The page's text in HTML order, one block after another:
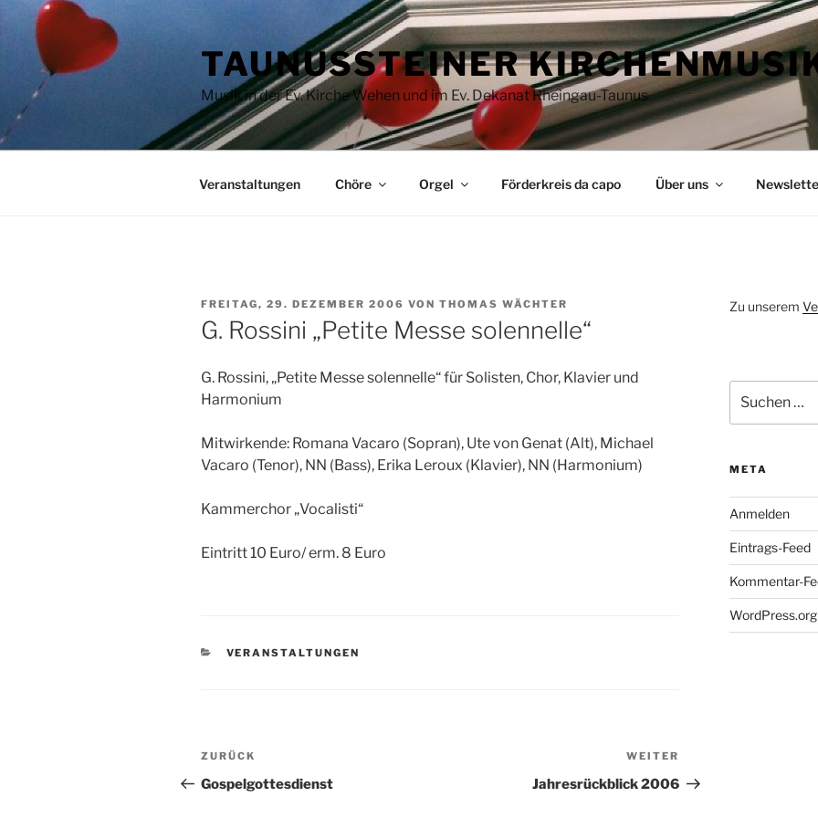
Zum
Inhalt
springen
TAUNUSSTEINER
Musik in der Ev. Kirche Wehen und im Ev. Dekanat Rheingau-Taunus
Veranstaltungen Chöre Orgel Förderkreis da capo Über uns
VERÖFFENTLICHT
AM
FREITAG, 29. DEZEMBER 2006 VON THOMAS WÄCHTER
G. Rossini „Petite Messe solennelle“
G. Rossini, „Petite Messe solennelle“ für Solisten, Chor, Klavier und
Harmonium
Mitwirkende: Romana Vacaro (Sopran), Ute von Genat (Alt), Michael
Vacaro (Tenor), NN (Bass), Erika Leroux (Klavier), NN (Harmonium)
Kammerchor „Vocalisti“
Eintritt 10 Euro/ erm. 8 Euro
KATEGORIEN
VERANSTALTUNGEN
Beitragsnavigation
Vorheriger
Beitrag
ZURÜCK
Gospelgottesdienst
Beitrag
WEITER
Jahresrückblick 2006
Zu unserem
nach:
META
Anmelden
Eintrags-Feed
Kommentar-
WordPress.org